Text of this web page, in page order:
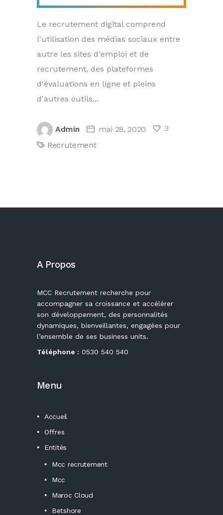
Le recrutement digital comprend
l'utilisation des médias sociaux entre
autre les sites d'emploi et de
recrutement, des plateformes
d'évaluations en ligne et pleins
d'autres outils
Admin mai 28, 2020
3
Recrutement
A Propos
MCC Recrutement recherche pour
accompagner sa croissance et accélérer
son développement, des personnalités
dynamiques, bienveillantes, engagées pour
l’ensemble de ses business units.
Téléphone : 0530 540 540
Menu
Accueil
Offres
Entités
Mcc recrutement
Mcc
Maroc Cloud
Betshore